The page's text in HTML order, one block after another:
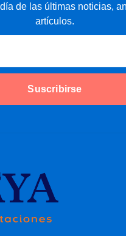
de las últimas noticias,
artículos.
Suscribirse